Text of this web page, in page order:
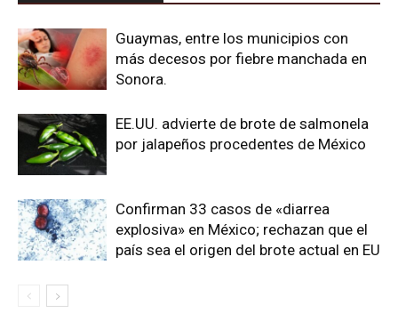
Guaymas, entre los municipios con
más decesos por fiebre manchada en
Sonora.
EE.UU. advierte de brote de salmonela
por jalapeños procedentes de México
Confirman 33 casos de «diarrea
explosiva» en México; rechazan que el
país sea el origen del brote actual en EU